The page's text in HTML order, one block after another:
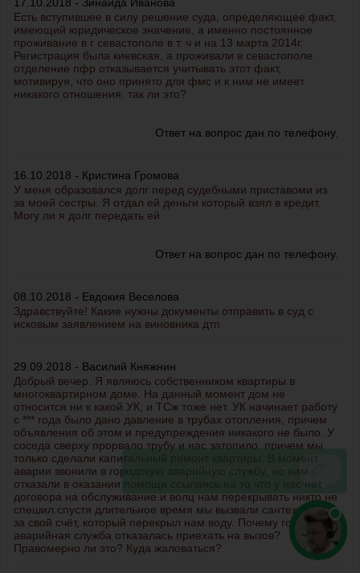
17.10.2018 - Зинаида Иванова
Есть вступившее в силу решение суда, определяющее факт,
имеющий юридическое значение, а именно постоянное
проживание в г севастополе в т. ч и на 13 марта 2014г.
Регистрация была киевская, а проживали в севастополе.
отделение пфр отказывается учитывать этот факт,
мотивируя, что оно принято для фмс и к ним не имеет
никакого отношения. так ли это?
Ответ на вопрос дан по телефону.
16.10.2018 - Кристина Громова
У меня образовался долг перед судебными приставоми из
за моей сестры. Я отдал ей деньги который взял в кредит.
Могу ли я долг передать ей
Ответ на вопрос дан по телефону.
08.10.2018 - Евдокия Веселова
Здравствуйте! Какие нужны документы отправить в суд с
исковым заявлением на виновника дтп
29.09.2018 - Василий Княжнин
Добрый вечер. Я являюсь собственником квартиры в
многоквартирном доме. На данный момент дом не
относится ни к какой УК, и ТСж тоже нет. УК начинает работу
с *** года было дано давление в трубах отопления, причем
объявления об этом и предупреждения никакого не было. У
соседа сверху прорвало трубу и нас затопило, причем мы
только сделали капитальный ремонт квартиры. В момент
аварии звонили в городскую аварийную службу, но нам
отказали в оказании помощи ссылаясь на то что у нас нет
договора на обслуживание.и волц нам перекрывать никто не
спешил.спустя длительное время мы вызвали сантехника,
за свой счёт, который перекрыл нам воду. Почему городская
аварийная служба отказалась приехать на вызов?
Правомерно ли это? Куда жаловаться?